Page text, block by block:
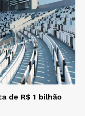
de R$ 1 bilhão